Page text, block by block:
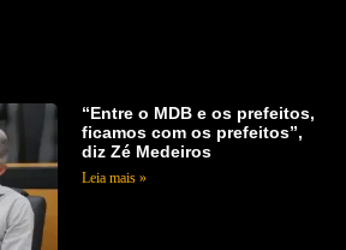
“Entre o MDB e os prefeitos,
ficamos com os prefeitos”,
diz Zé Medeiros
Leia mais »